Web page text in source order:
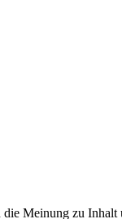
Meinung zu Inhalt